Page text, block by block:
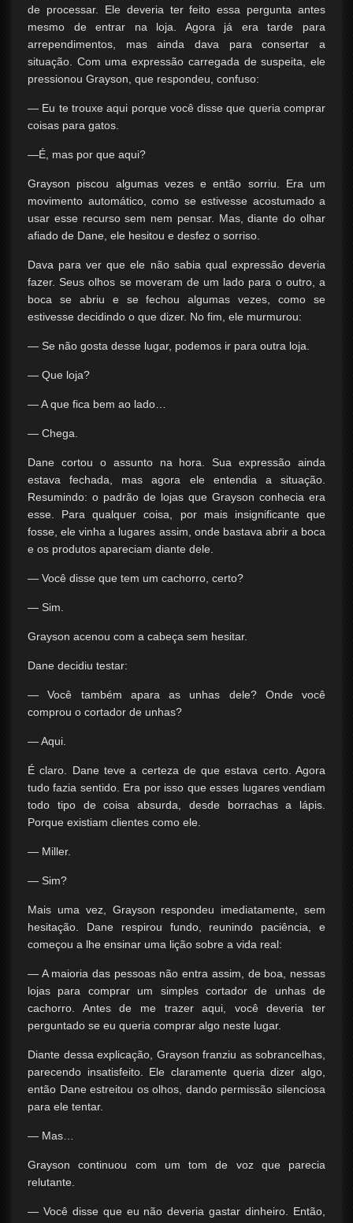
de processar. Ele deveria ter feito essa pergunta antes
mesmo de entrar na loja. Agora já era tarde para
arrependimentos, mas ainda dava para consertar a
situação. Com uma expressão carregada de suspeita, ele
pressionou Grayson, que respondeu, confuso:
— Eu te trouxe aqui porque você disse que queria comprar
coisas para gatos.
—É, mas por que aqui?
Grayson piscou algumas vezes e então sorriu. Era um
movimento automático, como se estivesse acostumado a
usar esse recurso sem nem pensar. Mas, diante do olhar
afiado de Dane, ele hesitou e desfez o sorriso.
Dava para ver que ele não sabia qual expressão deveria
fazer. Seus olhos se moveram de um lado para o outro, a
boca se abriu e se fechou algumas vezes, como se
estivesse decidindo o que dizer. No fim, ele murmurou:
— Se não gosta desse lugar, podemos ir para outra loja.
— Que loja?
— A que fica bem ao lado…
— Chega.
Dane cortou o assunto na hora. Sua expressão ainda
estava fechada, mas agora ele entendia a situação.
Resumindo: o padrão de lojas que Grayson conhecia era
esse. Para qualquer coisa, por mais insignificante que
fosse, ele vinha a lugares assim, onde bastava abrir a boca
e os produtos apareciam diante dele.
— Você disse que tem um cachorro, certo?
— Sim.
Grayson acenou com a cabeça sem hesitar.
Dane decidiu testar:
— Você também apara as unhas dele? Onde você
comprou o cortador de unhas?
— Aqui.
É claro. Dane teve a certeza de que estava certo. Agora
tudo fazia sentido. Era por isso que esses lugares vendiam
todo tipo de coisa absurda, desde borrachas a lápis.
Porque existiam clientes como ele.
— Miller.
— Sim?
Mais uma vez, Grayson respondeu imediatamente, sem
hesitação. Dane respirou fundo, reunindo paciência, e
começou a lhe ensinar uma lição sobre a vida real:
— A maioria das pessoas não entra assim, de boa, nessas
lojas para comprar um simples cortador de unhas de
cachorro. Antes de me trazer aqui, você deveria ter
perguntado se eu queria comprar algo neste lugar.
Diante dessa explicação, Grayson franziu as sobrancelhas,
parecendo insatisfeito. Ele claramente queria dizer algo,
então Dane estreitou os olhos, dando permissão silenciosa
para ele tentar.
— Mas…
Grayson continuou com um tom de voz que parecia
relutante.
— Você disse que eu não deveria gastar dinheiro. Então,